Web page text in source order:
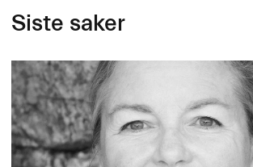
Siste saker